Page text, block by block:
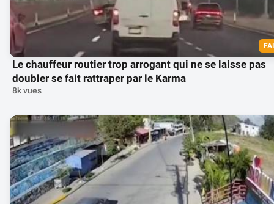
Le chauffeur routier trop arrogant qui ne se laisse pas
doubler se fait rattraper par le Karma
8k vues